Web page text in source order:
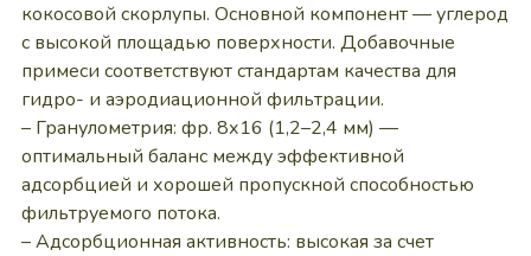
кокосовой скорлупы. Основной компонент — углерод
с высокой площадью поверхности. Добавочные
примеси соответствуют стандартам качества для
гидро- и аэродиационной фильтрации.
– Гранулометрия: фр. 8х16 (1,2–2,4 мм) —
оптимальный баланс между эффективной
адсорбцией и хорошей пропускной способностью
фильтруемого потока.
– Адсорбционная активность: высокая за счет